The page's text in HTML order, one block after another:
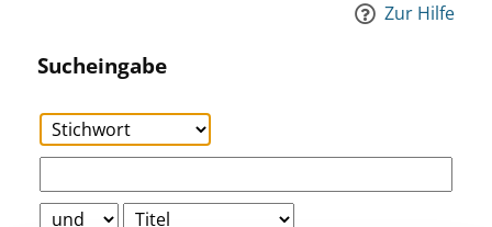
Zur Hilfe
Sucheingabe